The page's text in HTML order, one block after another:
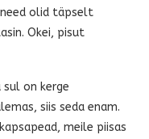
need olid täpselt
Okei, pisut
on kerge
siis seda enam.
meile piisas